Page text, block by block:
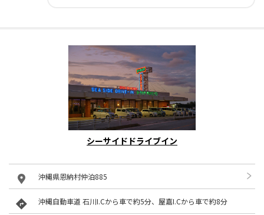
シーサイドドライブイン
沖縄県恩納村仲泊885
沖縄自動車道 石川I.Cから車で約5分、屋嘉I.Cから車で約8分